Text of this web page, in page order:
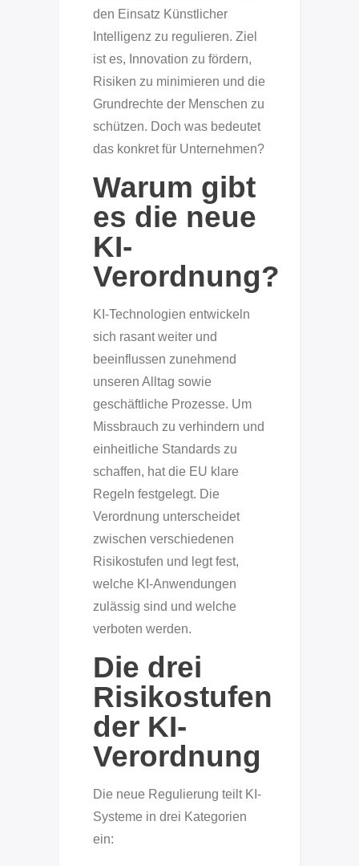
den Einsatz Künstlicher
Intelligenz zu regulieren. Ziel
ist es, Innovation zu fördern,
Risiken zu minimieren und die
Grundrechte der Menschen zu
schützen. Doch was bedeutet
das konkret für Unternehmen?
Warum gibt
es die neue
KI-
Verordnung?
KI-Technologien entwickeln
sich rasant weiter und
beeinflussen zunehmend
unseren Alltag sowie
geschäftliche Prozesse. Um
Missbrauch zu verhindern und
einheitliche Standards zu
schaffen, hat die EU klare
Regeln festgelegt. Die
Verordnung unterscheidet
zwischen verschiedenen
Risikostufen und legt fest,
welche KI-Anwendungen
zulässig sind und welche
verboten werden.
Die drei
Risikostufen
der KI-
Verordnung
Die neue Regulierung teilt KI-
Systeme in drei Kategorien
ein: